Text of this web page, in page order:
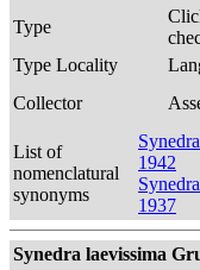
Type
Type Locality
Collector
List of
nomenclatural
synonyms
1942
1937
Synedra laevissima